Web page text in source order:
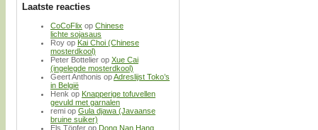
Laatste reacties
CoCoFlix op Chinese
lichte sojasaus
Roy op Kai Choi (Chinese
mosterdkool)
Peter Bottelier op Xue Cai
(ingelegde mosterdkool)
Geert Anthonis opAdreslijst Toko’s
in België
Henk op Knapperige tofuvellen
gevuld met garnalen
remi op Gula djawa (Javaanse
bruine suiker)
Els Töpfer op Dong Nan Hang